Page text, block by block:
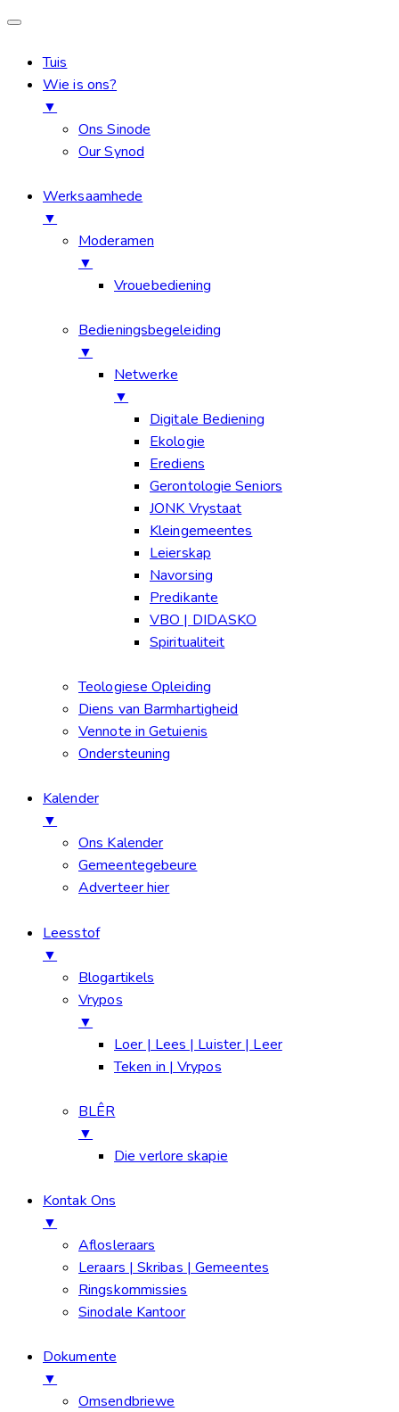
Tuis
Wie is ons?
▼
Ons Sinode
Our Synod
Werksaamhede
▼
Moderamen
▼
Vrouebediening
Bedieningsbegeleiding
▼
Netwerke
▼
Digitale Bediening
Ekologie
Erediens
Gerontologie Seniors
JONK Vrystaat
Kleingemeentes
Leierskap
Navorsing
Predikante
VBO | DIDASKO
Spiritualiteit
Teologiese Opleiding
Diens van Barmhartigheid
Vennote in Getuienis
Ondersteuning
Kalender
▼
Ons Kalender
Gemeentegebeure
Adverteer hier
Leesstof
▼
Blogartikels
Vrypos
▼
Loer | Lees | Luister | Leer
Teken in | Vrypos
BLÊR
▼
Die verlore skapie
Kontak Ons
▼
Aflosleraars
Leraars | Skribas | Gemeentes
Ringskommissies
Sinodale Kantoor
Dokumente
▼
Omsendbriewe